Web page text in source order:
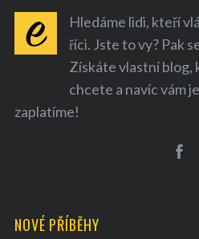
Hledáme lidi, kteří
říci. Jste to vy? Pak
Získáte vlastní blog,
chcete a navíc vám
zaplatíme!
NOVÉ PŘÍBĚHY